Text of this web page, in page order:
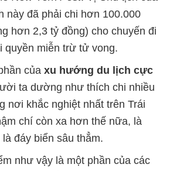
này đã phải chi hơn 100.000
hơn 2,3 tỷ đồng) cho chuyến đi
quyền miễn trừ tử vong.
của xu hướng du lịch cực
ta dường như thích chi nhiều
nơi khắc nghiệt nhất trên Trái
chí còn xa hơn thế nữa, là
đáy biển sâu thẳm.
như vậy là một phần của các